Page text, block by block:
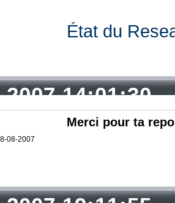
État du
2007 14:01:30
08-2007
Merci pour ta